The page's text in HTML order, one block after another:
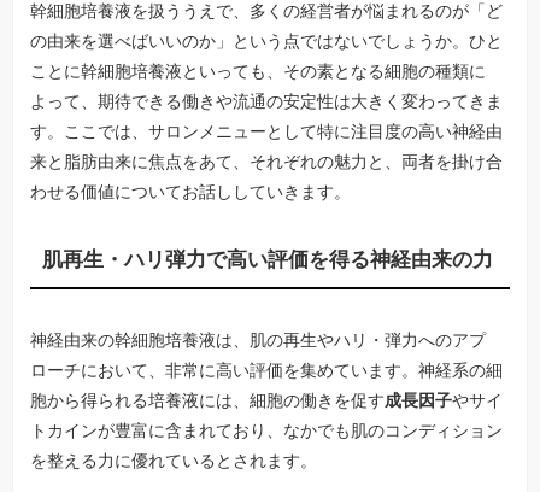
幹細胞培養液を扱ううえで、多くの経営者が悩まれるのが「ど
の由来を選べばいいのか」という点ではないでしょうか。ひと
ことに幹細胞培養液といっても、その素となる細胞の種類に
よって、期待できる働きや流通の安定性は大きく変わってきま
す。ここでは、サロンメニューとして特に注目度の高い神経由
来と脂肪由来に焦点をあて、それぞれの魅力と、両者を掛け合
わせる価値についてお話ししていきます。
肌再生・ハリ弾力で高い評価を得る神経由来の力
神経由来の幹細胞培養液は、肌の再生やハリ・弾力へのアプ
ローチにおいて、非常に高い評価を集めています。神経系の細
胞から得られる培養液には、細胞の働きを促す成長因子やサイ
トカインが豊富に含まれており、なかでも肌のコンディション
を整える力に優れているとされます。